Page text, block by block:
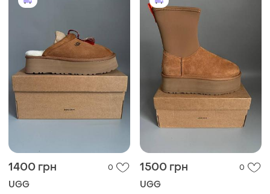
1400 грн 0
UGG
1500 грн 0
UGG